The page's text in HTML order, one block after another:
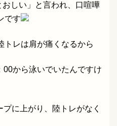
しい」と言われ、口喧嘩
です
トレは肩が痛くなるから
から泳いでいたんですけ
に上がり、陸トレがなく